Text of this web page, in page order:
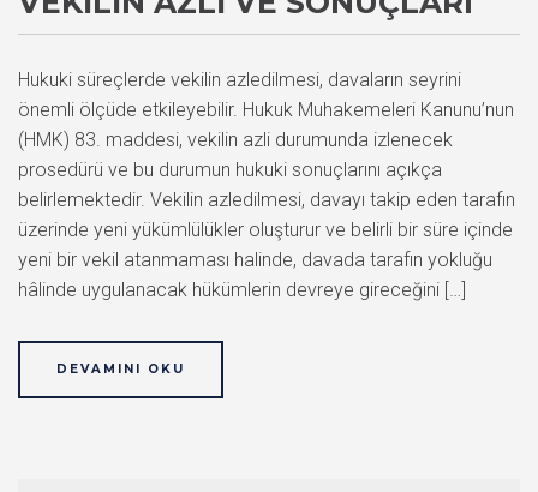
Hukuki süreçlerde vekilin azledilmesi, davaların seyrini
önemli ölçüde etkileyebilir. Hukuk Muhakemeleri Kanunu’nun
(HMK) 83. maddesi, vekilin azli durumunda izlenecek
prosedürü ve bu durumun hukuki sonuçlarını açıkça
belirlemektedir. Vekilin azledilmesi, davayı takip eden tarafın
üzerinde yeni yükümlülükler oluşturur ve belirli bir süre içinde
yeni bir vekil atanmaması halinde, davada tarafın yokluğu
hâlinde uygulanacak hükümlerin devreye gireceğini […]
DEVAMINI OKU